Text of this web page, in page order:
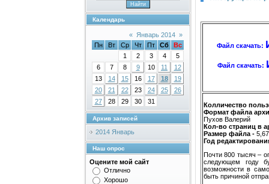
Календарь
« Январь 2014 »
Пн
Вт Ср Чт Пт Сб
Вс
1
2 3 4
5
6
7 8 9 10 11
12
13
14 15 16 17 18
19
20
21 22 23 24 25
26
27
28 29 30 31
Архив записей
2014 Январь
Наш опрос
Оцените мой сайт
Отлично
Хорошо
Файл скачать:
Файл скачать:
Колличество
Формат файла
Пухов Валерий
Кол-во страниц в
Размер файла -
Год
Почти 800 тысяч –
следующем году
возможности в
быть причиной